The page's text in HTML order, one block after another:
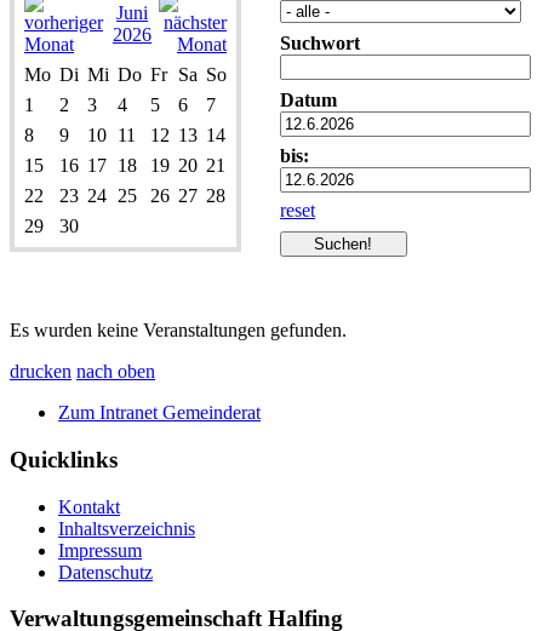
Juni
2026
Mo Di Mi Do Fr Sa So
1
2 3 4 5 6
7
8
9 10 11 12 13 14
15
16 17 18 19 20 21
22
23 24 25 26 27 28
29
30
Suchwort
Datum
bis:
reset
Es wurden keine Veranstaltungen gefunden.
drucken nach oben
Zum Intranet Gemeinderat
Quicklinks
Kontakt
Inhaltsverzeichnis
Impressum
Datenschutz
Verwaltungsgemeinschaft Halfing